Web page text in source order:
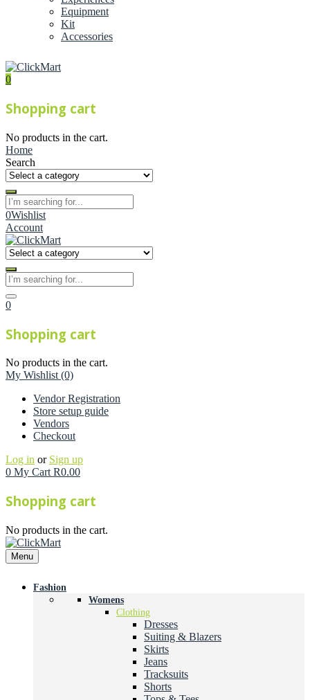
Equipment
Kit
Accessories
0
Shopping cart
No products in the cart.
Home
Search
0Wishlist
Account
0
Shopping cart
No products in the cart.
My Wishlist (0)
Vendor Registration
Store setup guide
Vendors
Checkout
Log in or Sign up
0 My Cart R0.00
Shopping cart
No products in the cart.
Menu
Fashion
Womens
Clothing
Dresses
Suiting & Blazers
Skirts
Jeans
Tracksuits
Shorts